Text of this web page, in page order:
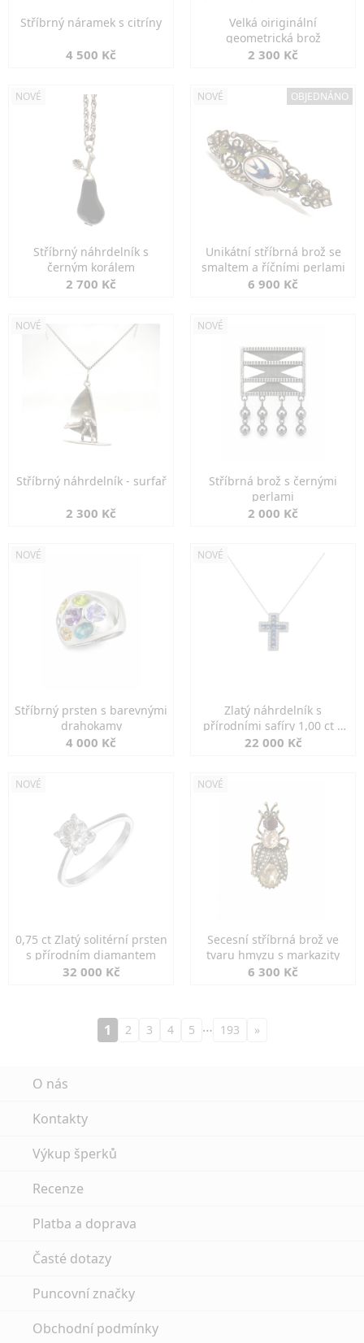
Stříbrný náramek s citríny
4 500 Kč
Velká oiriginální
geometrická brož
2 300 Kč
NOVÉ
Stříbrný náhrdelník s
černým korálem
2 700 Kč
NOVÉ OBJEDNÁNO
Unikátní stříbrná brož se
smaltem a říčními perlami
6 900 Kč
NOVÉ
Stříbrný náhrdelník - surfař
2 300 Kč
NOVÉ
Stříbrná brož s černými
perlami
2 000 Kč
NOVÉ
Stříbrný prsten s barevnými
drahokamy
4 000 Kč
NOVÉ
Zlatý náhrdelník s
přírodními safíry 1,00 ct a
diamanty
22 000 Kč
NOVÉ
0,75 ct Zlatý solitérní prsten
s přírodním diamantem
32 000 Kč
NOVÉ
Secesní stříbrná brož ve
tvaru hmyzu s markazity
6 300 Kč
1 2 3 4 5 … 193 »
O nás
Kontakty
Výkup šperků
Recenze
Platba a doprava
Časté dotazy
Puncovní značky
Obchodní podmínky